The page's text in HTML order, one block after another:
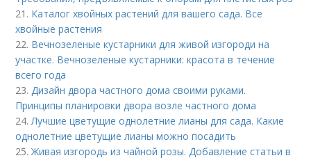
21. Каталог хвойных растений для вашего сада. Все
хвойные растения
22. Вечнозеленые кустарники для живой изгороди на
участке. Вечнозеленые кустарники: красота в течение
всего года
23. Дизайн двора частного дома своими руками.
Принципы планировки двора возле частного дома
24. Лучшие цветущие однолетние лианы для сада. Какие
однолетние цветущие лианы можно посадить
25.Живая изгородь из чайной розы. Добавление статьи в